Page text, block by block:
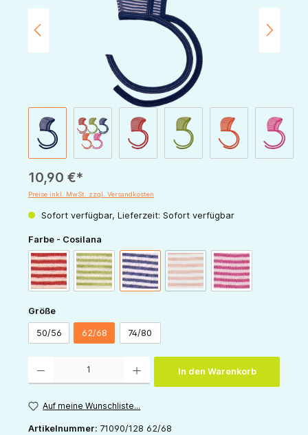
10,90 €*
Preise inkl. MwSt. zzgl. Versandkosten
Sofort verfügbar, Lieferzeit: Sofort verfügbar
Farbe - Cosilana
rot-natur grün-naturmarine-naturorange-natur
(Diese Option ist zurzeit nicht
pink-natur
Größeauswählen
50/56 62/68 74/80
In den Warenkorb
Auf meine Wunschliste...
Artikelnummer: 71090/128 62/68